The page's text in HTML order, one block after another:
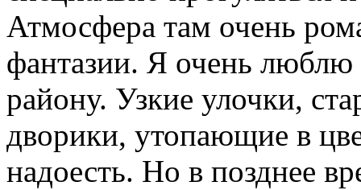
Атмосфера там очень
фантазии. Я очень люблю
району. Узкие улочки,
дворики, утопающие в
надоесть. Но в позднее